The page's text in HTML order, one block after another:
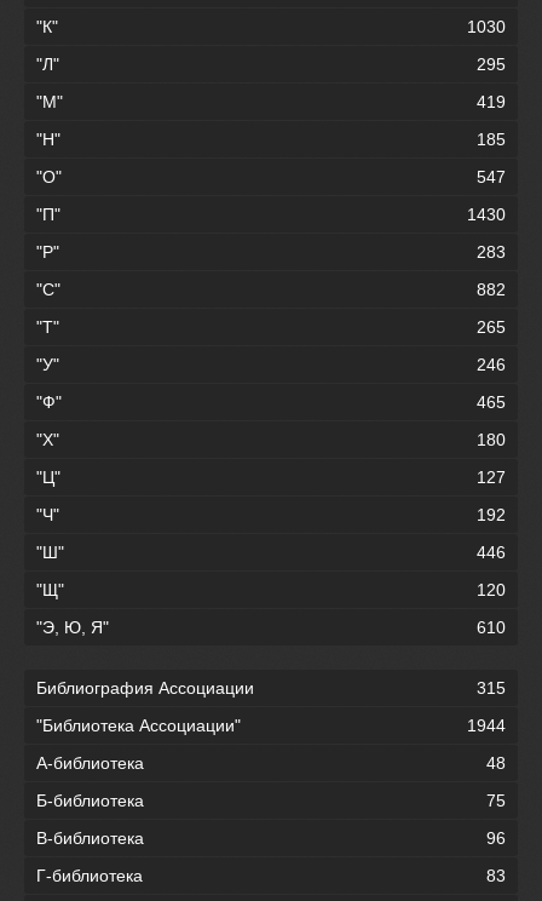
"К"
1030
"Л"
295
"М"
419
"Н"
185
"О"
547
"П"
1430
"Р"
283
"С"
882
"Т"
265
"У"
246
"Ф"
465
"Х"
180
"Ц"
127
"Ч"
192
"Ш"
446
"Щ"
120
"Э, Ю, Я"
610
Библиография Ассоциации
315
"Библиотека Ассоциации"
1944
А-библиотека
48
Б-библиотека
75
В-библиотека
96
Г-библиотека
83